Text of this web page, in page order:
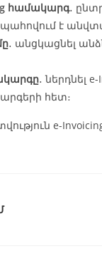
համակարգ․
է
․ անցկացնել
․ ներդնել
հետ։
e-